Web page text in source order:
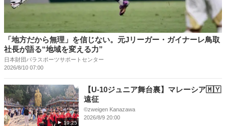
「地方だから無理」を信じない。元Jリーガー・ガイナーレ鳥取
社長が語る“地域を変える力”
日本財団パラスポーツサポートセンター
2026/8/10 07:00
19:25
【U-10ジュニア舞台裏】マレーシア🇲🇾
遠征
©︎zweigen Kanazawa
2026/8/9 20:00